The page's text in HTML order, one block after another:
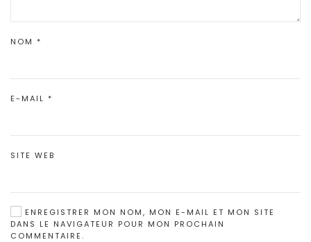
NOM *
E-MAIL *
SITE WEB
ENREGISTRER MON NOM, MON E-MAIL ET MON SITE
DANS LE NAVIGATEUR POUR MON PROCHAIN
COMMENTAIRE.